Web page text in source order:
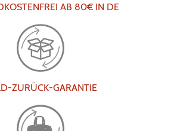
AB 80€ IN DE
ZURÜCK-GARANTIE